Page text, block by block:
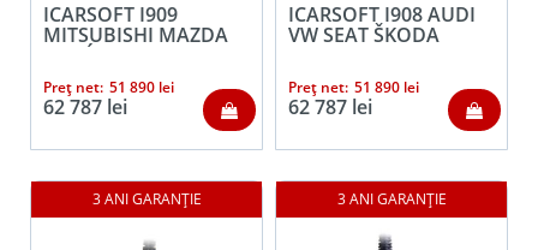
ICARSOFT I909
MITSUBISHI MAZDA
AUTÓDIAGNOSZTIKA
+OBD II
Preț net: 51 890 lei
62 787 lei
ICARSOFT I908 AUDI
VW SEAT ŠKODA
Preț net: 51 890 lei
62 787 lei